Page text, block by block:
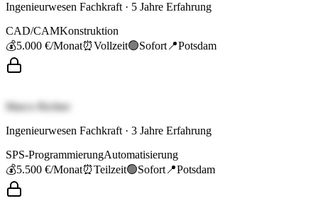
Ingenieurwesen Fachkraft · 5 Jahre Erfahrung
CAD/CAMKonstruktion
💰5.000 €/Monat⏰Vollzeit🟢Sofort 📍Potsdam
Marco Richter
Ingenieurwesen Fachkraft · 3 Jahre Erfahrung
SPS-ProgrammierungAutomatisierung
💰5.500 €/Monat⏰Teilzeit🟢Sofort 📍Potsdam